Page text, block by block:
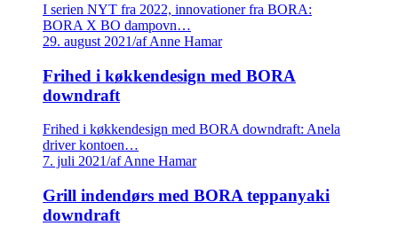
I serien NYT fra 2022, innovationer fra BORA:
BORA X BO dampovn…
29. august 2021/af Anne Hamar
Frihed i køkkendesign med BORA
downdraft
Frihed i køkkendesign med BORA downdraft: Anela
driver kontoen…
7. juli 2021/af Anne Hamar
Grill indendørs med BORA teppanyaki
downdraft